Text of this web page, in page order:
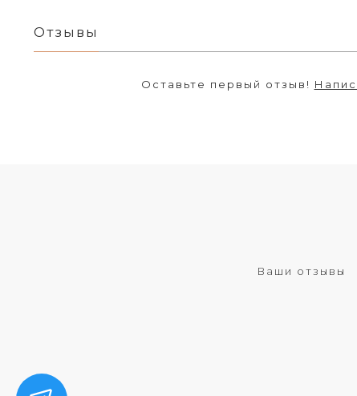
Отзывы
Оставьте первый отзыв!
Ваши отзывы